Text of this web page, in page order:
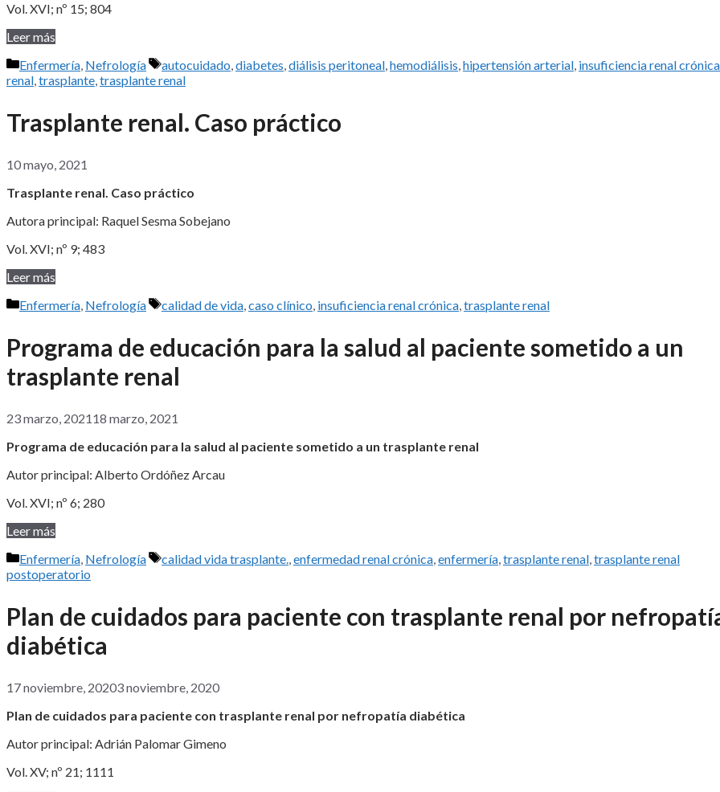
Vol. XVI; nº 15; 804
Leer más
Categorías
Enfermería, Nefrología Etiquetas
autocuidado,diabetes,diálisis peritoneal,hemodiálisis,hipertensión arterial, insuficiencia renal crónica
renal,trasplante,trasplante renal
Trasplante renal. Caso práctico
10 mayo, 2021
Trasplante renal. Caso práctico
Autora principal: Raquel Sesma Sobejano
Vol. XVI; nº 9; 483
Leer más
Categorías
Enfermería, Nefrología Etiquetas
calidad de vida,caso clínico, insuficiencia renal crónica,trasplante renal
Programa de educación para la salud al paciente sometido a un
trasplante renal
23 marzo, 202118 marzo, 2021
Programa de educación para la salud al paciente sometido a un trasplante renal
Autor principal: Alberto Ordóñez Arcau
Vol. XVI; nº 6; 280
Leer más
Categorías
Enfermería Nefrología Etiquetas
calidad vida trasplante. enfermedad renal crónica enfermería trasplante renal trasplante renal
postoperatorio
Plan de cuidados para paciente con trasplante renal por
diabética
17 noviembre, 20203 noviembre, 2020
Plan de cuidados para paciente con trasplante renal por nefropatía diabética
Autor principal: Adrián Palomar Gimeno
Vol. XV; nº 21; 1111